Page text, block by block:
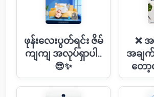
ဖုန်းလေးပွတ်ရင်း ဇိမ်
ကျကျ အလုပ်ရှာပါ..
😎✨
❌
အချ
တော့